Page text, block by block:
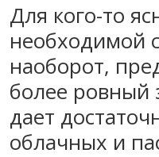
Для кого-то
необходимой
наоборот,
более ровный
дает
облачных и